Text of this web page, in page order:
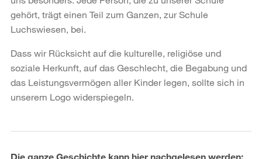
gehört, trägt einen Teil zum Ganzen, zur Schule
Luchswiesen, bei.
Dass wir Rücksicht auf die kulturelle, religiöse und
soziale Herkunft, auf das Geschlecht, die Begabung und
das Leistungsvermögen aller Kinder legen, sollte sich in
unserem Logo widerspiegeln.
Die ganze Geschichte kann hier nachgelesen werden: